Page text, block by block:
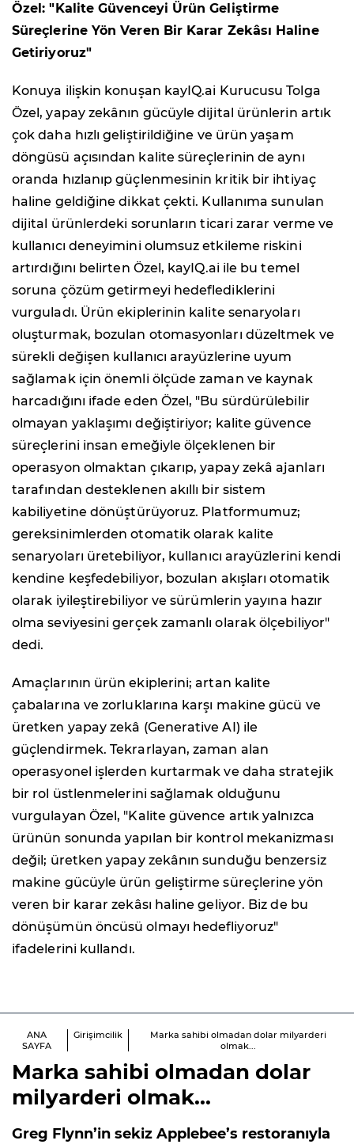
Özel: "Kalite Güvenceyi Ürün Geliştirme
Süreçlerine Yön Veren Bir Karar Zekâsı Haline
Getiriyoruz"
Konuya ilişkin konuşan kayIQ.ai Kurucusu Tolga
Özel, yapay zekânın gücüyle dijital ürünlerin artık
çok daha hızlı geliştirildiğine ve ürün yaşam
döngüsü açısından kalite süreçlerinin de aynı
oranda hızlanıp güçlenmesinin kritik bir ihtiyaç
haline geldiğine dikkat çekti. Kullanıma sunulan
dijital ürünlerdeki sorunların ticari zarar verme ve
kullanıcı deneyimini olumsuz etkileme riskini
artırdığını belirten Özel, kayIQ.ai ile bu temel
soruna çözüm getirmeyi hedeflediklerini
vurguladı. Ürün ekiplerinin kalite senaryoları
oluşturmak, bozulan otomasyonları düzeltmek ve
sürekli değişen kullanıcı arayüzlerine uyum
sağlamak için önemli ölçüde zaman ve kaynak
harcadığını ifade eden Özel, "Bu sürdürülebilir
olmayan yaklaşımı değiştiriyor; kalite güvence
süreçlerini insan emeğiyle ölçeklenen bir
operasyon olmaktan çıkarıp, yapay zekâ ajanları
tarafından desteklenen akıllı bir sistem
kabiliyetine dönüştürüyoruz. Platformumuz;
gereksinimlerden otomatik olarak kalite
senaryoları üretebiliyor, kullanıcı arayüzlerini kendi
kendine keşfedebiliyor, bozulan akışları otomatik
olarak iyileştirebiliyor ve sürümlerin yayına hazır
olma seviyesini gerçek zamanlı olarak ölçebiliyor"
dedi.
Amaçlarının ürün ekiplerini; artan kalite
çabalarına ve zorluklarına karşı makine gücü ve
üretken yapay zekâ (Generative AI) ile
güçlendirmek. Tekrarlayan, zaman alan
operasyonel işlerden kurtarmak ve daha stratejik
bir rol üstlenmelerini sağlamak olduğunu
vurgulayan Özel, "Kalite güvence artık yalnızca
ürünün sonunda yapılan bir kontrol mekanizması
değil; üretken yapay zekânın sunduğu benzersiz
makine gücüyle ürün geliştirme süreçlerine yön
veren bir karar zekâsı haline geliyor. Biz de bu
dönüşümün öncüsü olmayı hedefliyoruz"
ifadelerini kullandı.
ANA
SAYFA
Girişimcilik
Marka sahibi olmadan dolar milyarderi
olmak...
Marka sahibi olmadan dolar
milyarderi olmak...
Greg Flynn’in sekiz Applebee’s restoranıyla